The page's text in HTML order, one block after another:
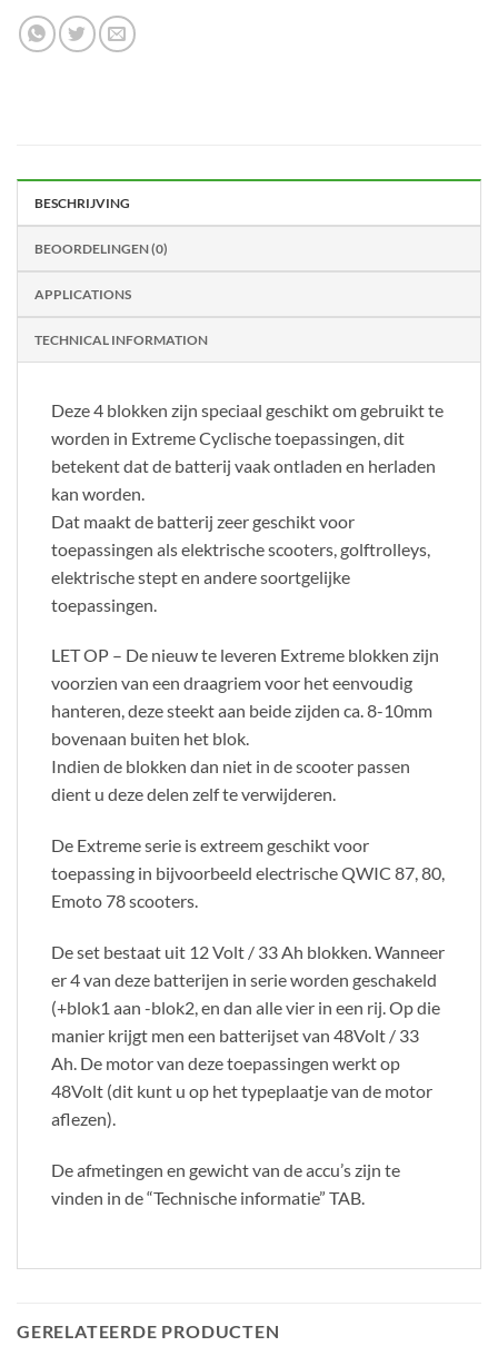
BESCHRIJVING
BEOORDELINGEN (0)
APPLICATIONS
TECHNICAL INFORMATION
Deze 4 blokken zijn speciaal geschikt om gebruikt te
worden in Extreme Cyclische toepassingen, dit
betekent dat de batterij vaak ontladen en herladen
kan worden.
Dat maakt de batterij zeer geschikt voor
toepassingen als elektrische scooters, golftrolleys,
elektrische stept en andere soortgelijke
toepassingen.
LET OP – De nieuw te leveren Extreme blokken zijn
voorzien van een draagriem voor het eenvoudig
hanteren, deze steekt aan beide zijden ca. 8-10mm
bovenaan buiten het blok.
Indien de blokken dan niet in de scooter passen
dient u deze delen zelf te verwijderen.
De Extreme serie is extreem geschikt voor
toepassing in bijvoorbeeld electrische QWIC 87, 80,
Emoto 78 scooters.
De set bestaat uit 12 Volt / 33 Ah blokken. Wanneer
er 4 van deze batterijen in serie worden geschakeld
(+blok1 aan -blok2, en dan alle vier in een rij. Op die
manier krijgt men een batterijset van 48Volt / 33
Ah. De motor van deze toepassingen werkt op
48Volt (dit kunt u op het typeplaatje van de motor
aflezen).
De afmetingen en gewicht van de accu’s zijn te
vinden in de “Technische informatie” TAB.
GERELATEERDE PRODUCTEN